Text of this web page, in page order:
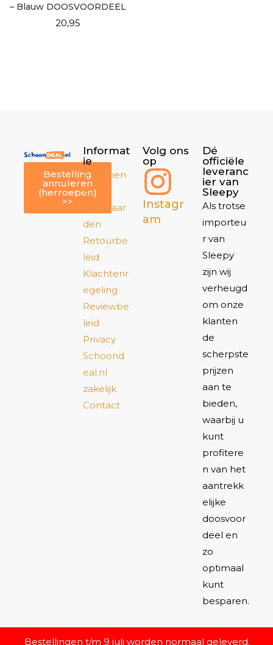
– Blauw DOOSVOORDEEL
6×100
20,95
Bestelling
annuleren
(herroepen)
>>
Informat
ie
Algemen
e
voorwaar
den
Retourbe
leid
Klachtenr
egeling
Reviewbe
leid
Privacy
Schoond
eal.nl
zakelijk
Contact
Volg ons
op
Instagr
am
Dé
officiële
leveranc
ier van
Sleepy
Als trotse
importeu
r van
Sleepy
zijn wij
verheugd
om onze
klanten
de
scherpste
prijzen
aan te
bieden,
waarbij u
kunt
profitere
n van het
aantrekk
elijke
doosvoor
deel en
zo
optimaal
kunt
besparen.
Bestellingen t/m 9 juli worden normaal geleverd.